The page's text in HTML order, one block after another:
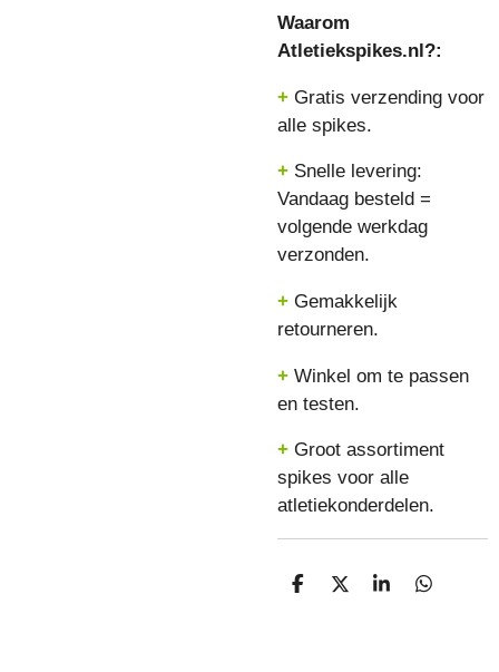
Waarom
Atletiekspikes.nl?:
+ Gratis verzending voor
alle spikes.
+ Snelle levering:
Vandaag besteld =
volgende werkdag
verzonden.
+ Gemakkelijk
retourneren.
+ Winkel om te passen
en testen.
+ Groot assortiment
spikes voor alle
atletiekonderdelen.
D
D
S
D